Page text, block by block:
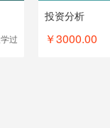
学过
投资分析
￥3000.00